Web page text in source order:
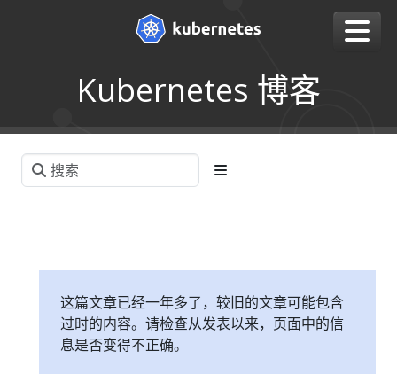
Kubernetes 博客
这篇文章已经一年多了，较旧的文章可能包含
过时的内容。请检查从发表以来，页面中的信
息是否变得不正确。